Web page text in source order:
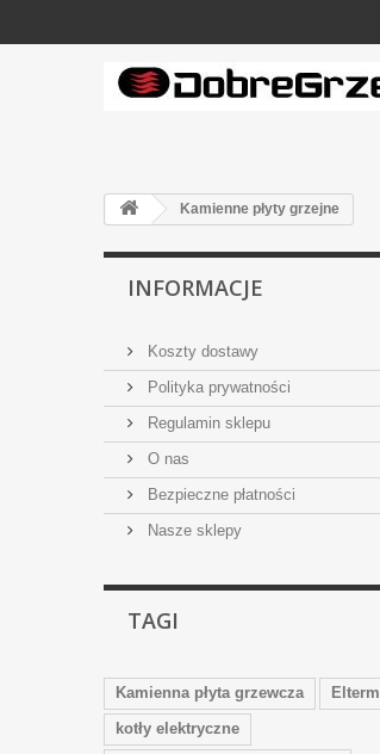
Kamienne płyty grzejne
INFORMACJE
Koszty dostawy
Polityka prywatności
Regulamin sklepu
O nas
Bezpieczne płatności
Nasze sklepy
TAGI
Kamienna płyta grzewcza
Elterm
kotły elektryczne